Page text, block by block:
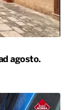
agosto.